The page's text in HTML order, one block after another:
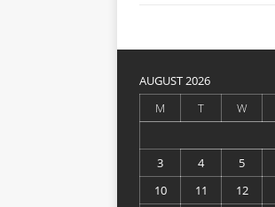
AUGUST 2026
M
T W
3
4 5
10
11 12